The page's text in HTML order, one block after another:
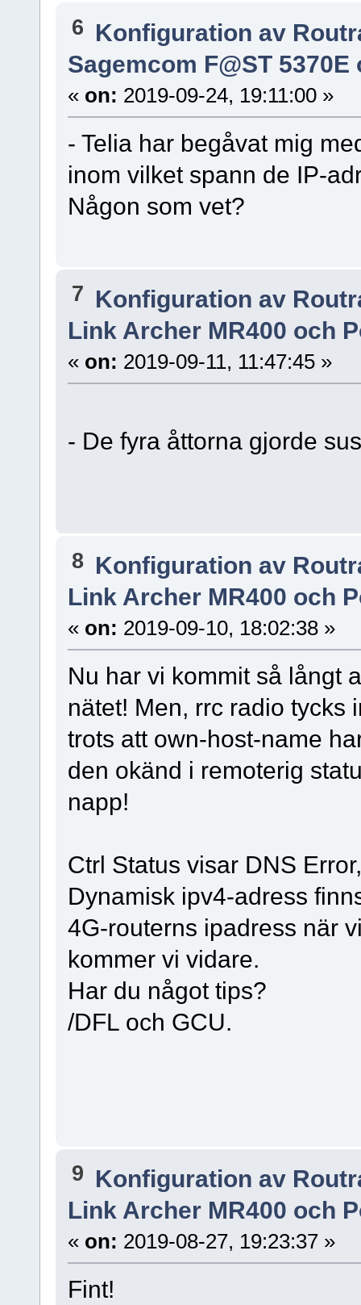
6 Konfiguration av
Sagemcom F@ST
« on: 2019-09-24, 19:11:00 »
- Telia har begåvat mig
inom vilket spann de IP-
Någon som vet?
7 Konfiguration av
Link Archer MR400 och
« on: 2019-09-11, 11:47:45 »
- De fyra åttorna gjorde
8 Konfiguration av
Link Archer MR400 och
« on: 2019-09-10, 18:02:38 »
Nu har vi kommit så långt
nätet! Men, rrc radio tycks
trots att own-host-name
den okänd i remoterig
napp!
Ctrl Status visar DNS
Dynamisk ipv4-adress
4G-routerns ipadress när
kommer vi vidare.
Har du något tips?
/DFL och GCU.
9 Konfiguration av
Link Archer MR400 och
« on: 2019-08-27, 19:23:37 »
Fint!